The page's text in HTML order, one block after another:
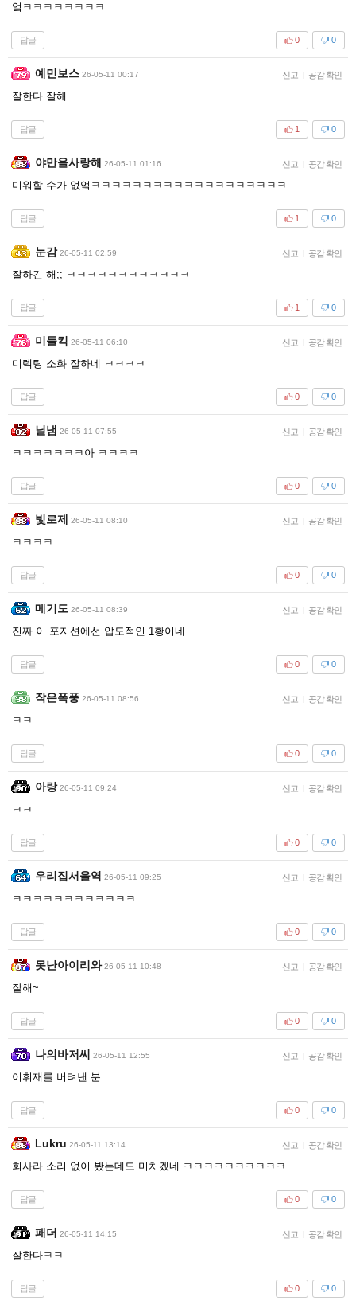
엌ㅋㅋㅋㅋㅋㅋㅋㅋ
답글 0
0
예민보스 26-05-11 00:17 신고 | 공감 확인
잘한다 잘해
답글 0
1
야만을사랑해 26-05-11 01:16 신고 | 공감 확인
미워할 수가 없엌ㅋㅋㅋㅋㅋㅋㅋㅋㅋㅋㅋㅋㅋㅋㅋㅋㅋㅋㅋ
답글 0
1
눈감 26-05-11 02:59 신고 | 공감 확인
잘하긴 해;; ㅋㅋㅋㅋㅋㅋㅋㅋㅋㅋㅋㅋ
답글 0
1
미들킥 26-05-11 06:10 신고 | 공감 확인
디렉팅 소화 잘하네 ㅋㅋㅋㅋ
답글 0
0
닐냄 26-05-11 07:55 신고 | 공감 확인
ㅋㅋㅋㅋㅋㅋㅋ아 ㅋㅋㅋㅋ
답글 0
0
빛로제 26-05-11 08:10 신고 | 공감 확인
ㅋㅋㅋㅋ
답글 0
0
메기도 26-05-11 08:39 신고 | 공감 확인
진짜 이 포지션에선 압도적인 1황이네
답글 0
0
작은폭풍 26-05-11 08:56 신고 | 공감 확인
ㅋㅋ
답글 0
0
아랑 26-05-11 09:24 신고 | 공감 확인
ㅋㅋ
답글 0
0
우리집서울역 26-05-11 09:25 신고 | 공감 확인
ㅋㅋㅋㅋㅋㅋㅋㅋㅋㅋㅋㅋ
답글 0
0
못난아이리와 26-05-11 10:48 신고 | 공감 확인
잘해~
답글 0
0
나의바저씨 26-05-11 12:55 신고 | 공감 확인
이휘재를 버텨낸 분
답글 0
0
Lukru 26-05-11 13:14 신고 | 공감 확인
회사라 소리 없이 봤는데도 미치겠네 ㅋㅋㅋㅋㅋㅋㅋㅋㅋㅋ
답글 0
0
패더 26-05-11 14:15 신고 | 공감 확인
잘한다ㅋㅋ
답글 0
0